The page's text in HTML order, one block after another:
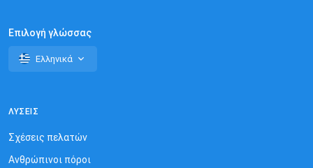
Επιλογή γλώσσας
Ελληνικά
ΛΎΣΕΙΣ
Σχέσεις πελατών
Ανθρώπινοι πόροι